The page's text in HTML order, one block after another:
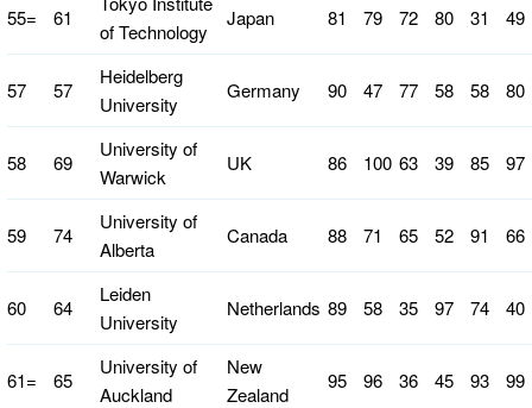
55= 61
of Technology
Japan 81 79 72 80 31 49
57 57
Heidelberg
University
Germany 90 47 77 58 58 80
58 69
University of
Warwick
UK 86 100 63 39 85 97
59 74
University of
Alberta
Canada 88 71 65 52 91 66
60 64
Leiden
University
Netherlands 89 58 35 97 74 40
61= 65
University of
Auckland
New
Zealand
95 96 36 45 93 99